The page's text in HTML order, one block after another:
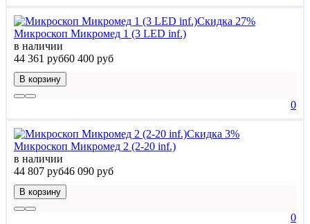
Скидка 27%
Микроскоп Микромед 1 (3 LED inf.)
в наличии
44 361 руб60 400 руб
В корзину
0
Скидка 3%
Микроскоп Микромед 2 (2-20 inf.)
в наличии
44 807 руб46 090 руб
В корзину
0